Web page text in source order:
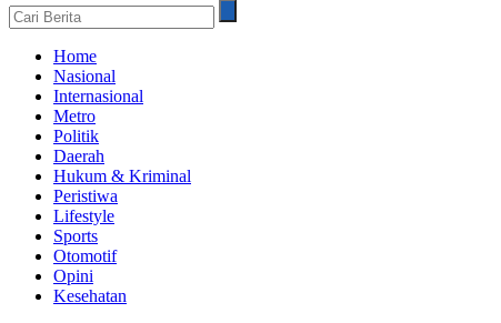
Home
Nasional
Internasional
Metro
Politik
Daerah
Hukum & Kriminal
Peristiwa
Lifestyle
Sports
Otomotif
Opini
Kesehatan